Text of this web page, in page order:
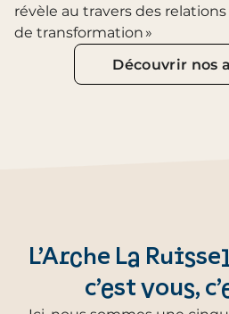
révèle au travers des
de transformation »
Découvrir nos
L’Arche La
c’est vous,